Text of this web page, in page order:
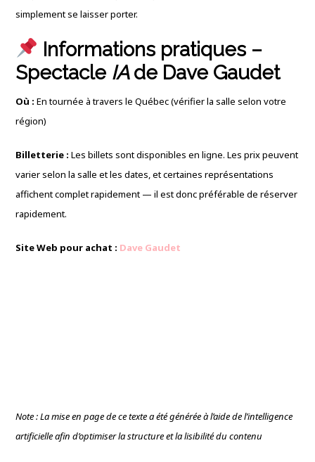
simplement se laisser porter.
Informations pratiques –
Spectacle IAde Dave Gaudet
Où :En tournée à travers le Québec (vérifier la salle selon votre
région)
Billetterie :Les billets sont disponibles en ligne. Les prix peuvent
varier selon la salle et les dates, et certaines représentations
affichent complet rapidement — il est donc préférable de réserver
rapidement.
Site Web pour achat : Dave Gaudet
Note : La mise en page de ce texte a été générée à l’aide de l’intelligence
artificielle afin d’optimiser la structure et la lisibilité du contenu